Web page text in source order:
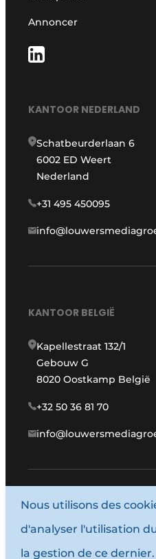
Annoncer
KANTOOR NEDERLAND
Schatbeurderlaan 6
6002 ED Weert
Nederland
+31 495 450095
KANTOOR BELGIË
Kapellestraat 132/1
Gebouw G
8020 Oostkamp België
+32 50 36 81 70
© 1987 - 2026
Termes et
Nous utilisons des
d'analyser l'utilisation
la gestion de ce dernier.